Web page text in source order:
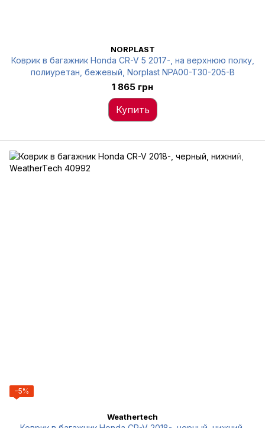
NORPLAST
Коврик в багажник Honda CR-V 5 2017-, на верхнюю полку,
полиуретан, бежевый, Norplast NPA00-T30-205-B
1 865 грн
Купить
−5%
Weathertech